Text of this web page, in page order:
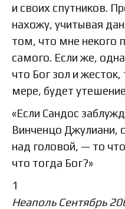
и своих спутников.
нахожу, учитывая
том, что мне некого
самого. Если же,
что Бог зол и
мере, будет
«Если Сандос
Винченцо Джулиани,
над головой, — то
что тогда Бог?»
1
Неаполь Сентябрь